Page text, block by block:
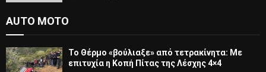
AUTO MOTO
Το Θέρμο «βούλιαξε» από τετρακίνητα: Με
επιτυχία η Κοπή Πίτας της Λέσχης 4×4